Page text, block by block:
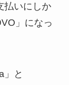
払いにしか
」になっ
」と